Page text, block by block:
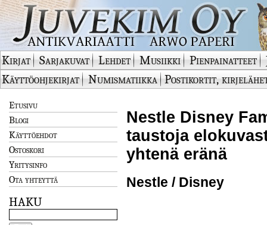
Kirjat Sarjakuvat Lehdet Musiikki Pienpainatteet
Käyttöohjekirjat
Numismatiikka Postikortit,
Etusivu
Blogi
Käyttöehdot
Ostoskori
Yritysinfo
Ota yhteyttä
HAKU
Nestle Disney
taustoja
yhtenä eränä
Nestle / Disney